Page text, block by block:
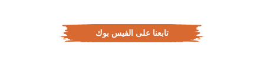
تابعنا على الفيس بوك